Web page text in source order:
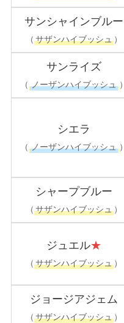
サンシャインブルー
（ サザンハイブッシュ）
サンライズ
（ ノーザンハイブッシュ ）
シエラ
（ ノーザンハイブッシュ ）
シャープブルー
（ サザンハイブッシュ）
ジュエル★
（ サザンハイブッシュ）
ジョージアジェム
（ サザンハイブッシュ）